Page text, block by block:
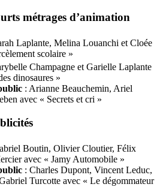
métrages d’animation
Laplante, Melina Louanchi et Cloée
scolaire »
Champagne et Garielle Laplante
dinosaures »
: Arianne Beauchemin, Ariel
avec « Secrets et cri »
Boutin, Olivier Cloutier, Félix
avec « Jamy Automobile »
: Charles Dupont, Vincent Leduc,
Turcotte avec « Le dégommateur